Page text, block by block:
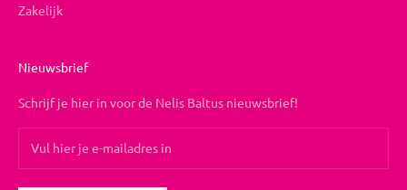
Zakelijk
Nieuwsbrief
Schrijf je hier in voor de Nelis Baltus nieuwsbrief!